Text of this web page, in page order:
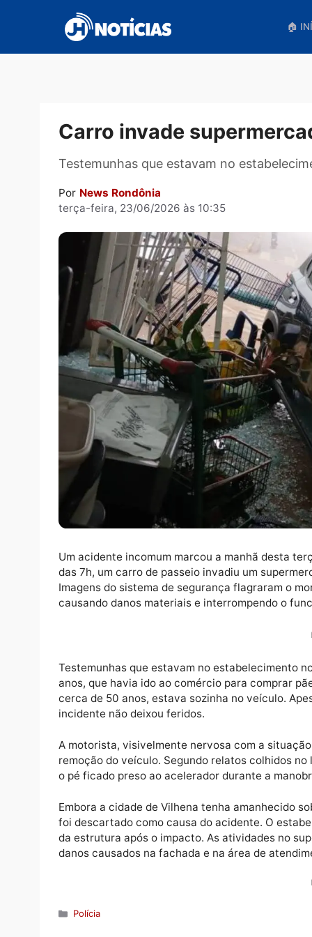
conteúdo
Carro invade
Testemunhas que estavam no
Por News Rondônia
terça-feira, 23/06/2026 às 10:35
das 7h, um carro de passeio invadiu um
causando danos materiais e
Testemunhas que estavam no
anos, que havia ido ao comércio para
cerca de 50 anos, estava sozinha no
A motorista, visivelmente nervosa com a
remoção do veículo. Segundo relatos
o pé ficado preso ao acelerador durante a
foi descartado como causa do acidente. O